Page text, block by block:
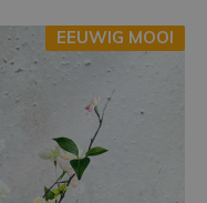
EEUWIG MOOI